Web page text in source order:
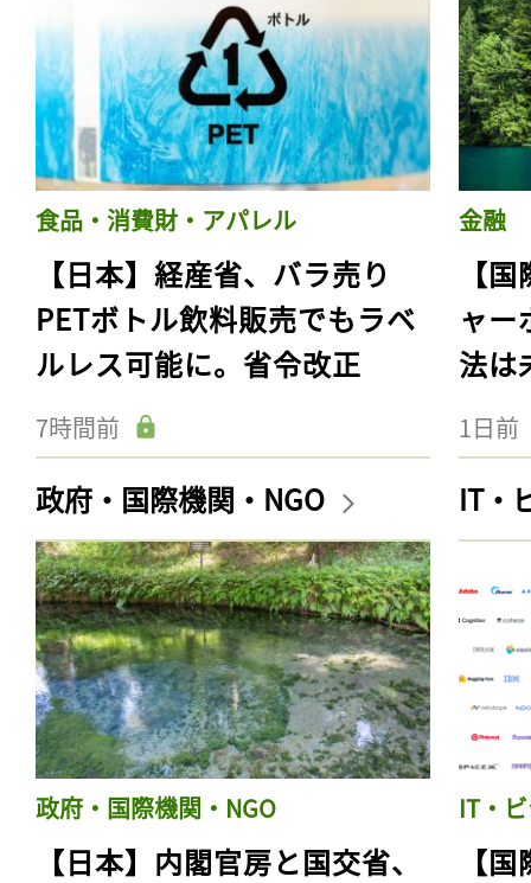
食品・消費財・アパレル
【日本】経産省、バラ売り
PETボトル飲料販売でもラベ
ルレス可能に。省令改正
7時間前
金融
【
ャー
法は
1日前
政府・国際機関・NGO
政府・国際機関・NGO
【日本】内閣官房と国交省、
IT・
IT・
【